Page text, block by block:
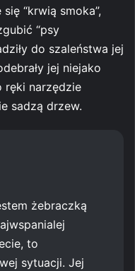
“krwią smoka”,
“psy
do szaleństwa jej
jej niejako
ręki narzędzie
sadzą drzew.
żebraczką
to
sytuacji. Jej